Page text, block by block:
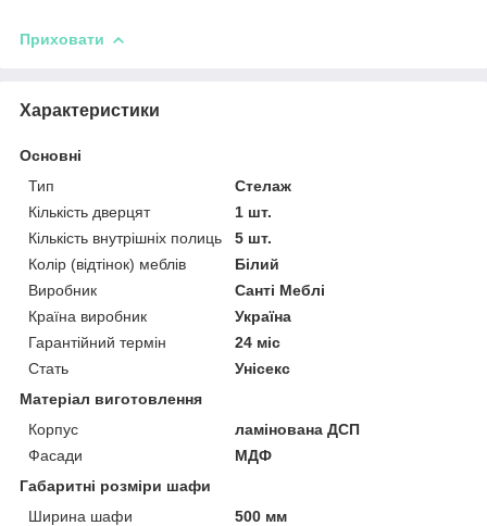
Приховати
Характеристики
Основні
Тип
Стелаж
Кількість дверцят
1 шт.
Кількість внутрішніх полиць
5 шт.
Колір (відтінок) меблів
Білий
Виробник
Санті Меблі
Країна виробник
Україна
Гарантійний термін
24 міс
Стать
Унісекс
Матеріал виготовлення
Корпус
ламінована ДСП
Фасади
МДФ
Габаритні розміри шафи
Ширина шафи
500 мм